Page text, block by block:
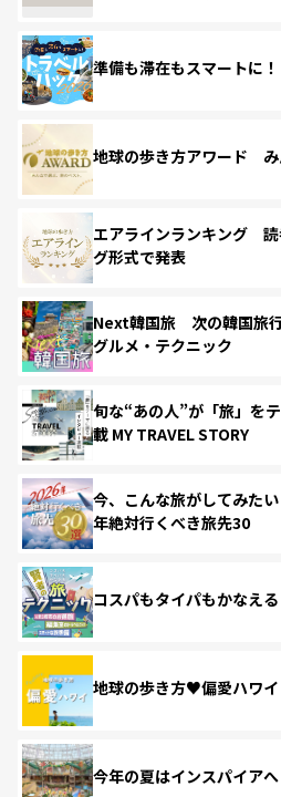
準備も滞在もスマートに
地球の歩き方アワード み
エアラインランキング 読
グ形式で発表
Next韓国旅 次の韓国旅
グルメ・テクニック
旬な“あの人”が「旅」を
載 MY TRAVEL STORY
今、こんな旅がしてみた
年絶対行くべき旅先30
コスパもタイパもかなえ
地球の歩き方♥偏愛ハワイ
今年の夏はインスパイアへ